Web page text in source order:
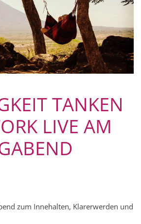
TANKEN
LIVE AM
zum Innehalten, Klarerwerden und